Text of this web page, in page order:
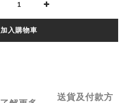
加入購物車
送貨及付款方